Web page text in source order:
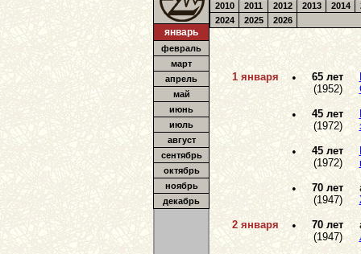
январь
февраль
март
апрель
май
июнь
июль
август
сентябрь
октябрь
ноябрь
декабрь
2010 2011 2012 2013 2014
2024
2025 2026
1 января •
65 лет
(1952)
•
45 лет
(1972)
•
45 лет
(1972)
•
70 лет
(1947)
2 января •
70 лет
(1947)